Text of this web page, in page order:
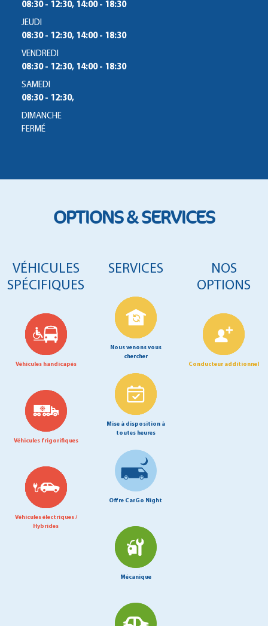
08:30 - 12:30, 14:00 - 18:30
JEUDI
08:30 - 12:30, 14:00 - 18:30
VENDREDI
08:30 - 12:30, 14:00 - 18:30
SAMEDI
08:30 - 12:30,
DIMANCHE
FERMÉ
OPTIONS & SERVICES
VÉHICULES
SPÉCIFIQUES
Véhicules handicapés
Véhicules frigorifiques
Véhicules électriques /
Hybrides
SERVICES
Nous venons vous
chercher
Mise à disposition à
toutes heures
Offre CarGo Night
Mécanique
NOS
OPTIONS
Conducteur additionnel